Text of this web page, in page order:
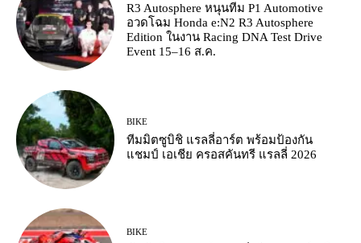
R3 Autosphere หนุนทีม P1 Automotive
อวดโฉม Honda e:N2 R3 Autosphere
Edition ในงาน Racing DNA Test Drive
Event 15–16 ส.ค.
BIKE
ทีมมิตซูบิชิ แรลลี่อาร์ต พร้อมป้องกัน
แชมป์ เอเชีย ครอสคันทรี แรลลี่ 2026
BIKE